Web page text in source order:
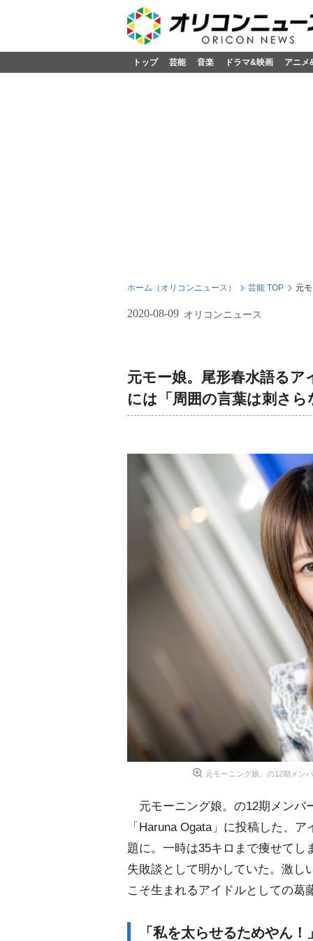
トップ 芸能 音楽 ドラマ&映画 アニメ
ホーム（オリコンニュース） 芸能 TOP 元
2020-08-09 オリコンニュース
元モー娘。尾形春水語る
には「周囲の言葉は刺さら
元モーニング娘。の12期メン
元モーニング娘。の12期メンバ
「Haruna Ogata」に投稿した、
題に。一時は35キロまで痩せてし
失敗談として明かしていた。激し
こそ生まれるアイドルとしての葛
「私を太らせるためやん